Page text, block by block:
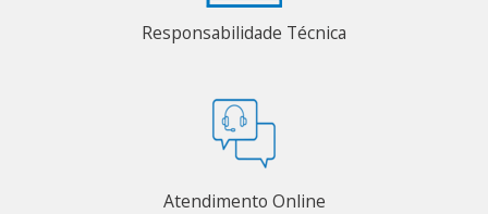
Responsabilidade Técnica
Atendimento Online